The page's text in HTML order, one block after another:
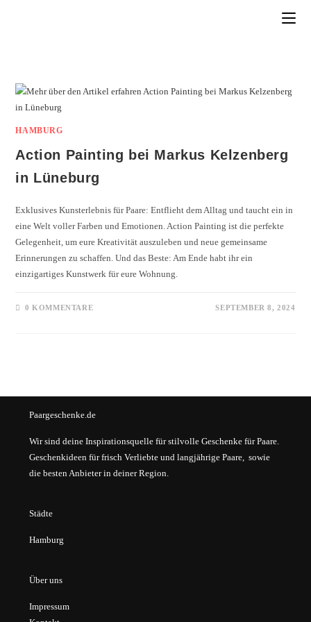
HAMBURG
Action Painting bei Markus Kelzenberg
in Lüneburg
Exklusives Kunsterlebnis für Paare: Entflieht dem Alltag und taucht ein in
eine Welt voller Farben und Emotionen. Action Painting ist die perfekte
Gelegenheit, um eure Kreativität auszuleben und neue gemeinsame
Erinnerungen zu schaffen. Und das Beste: Am Ende habt ihr ein
einzigartiges Kunstwerk für eure Wohnung.
0 KOMMENTARE SEPTEMBER 8, 2024
Paargeschenke.de
Wir sind deine Inspirationsquelle für stilvolle Geschenke für Paare.
Geschenkideen für frisch Verliebte und langjährige Paare, sowie
die besten Anbieter in deiner Region.
Städte
Hamburg
Über uns
Impressum